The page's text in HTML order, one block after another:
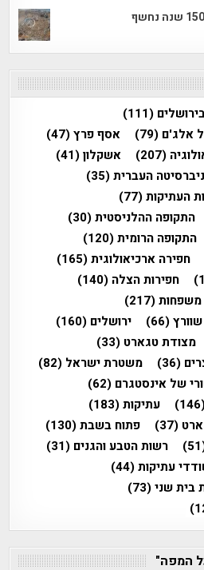
פסיפס צבעוני מרהיב בן כ-1500 שנה נחשף
(111)
אלג'ם (79) אסף פרץ(47)
(207) אשקלון(41)
העברית(35)
העתיקות(77)
התקופה ההלניסטית(30)
התקופה הרומית(120)
חפירה ארכיאולוגית(165)
חפירות הצלה (140)
משפחות(217)
שוורץ(66) ירושלים (160)
מצודת טגארט (33)
(36) משטרת ישראל (82)
של אינסטגרם (62)
עתיקות(183)
(37) פתוח בשבת(130)
רשות הטבע והגנים (31)
עתיקות(44)
בית שני(73)
המפה"